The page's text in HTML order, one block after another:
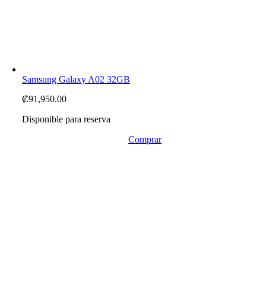
Samsung Galaxy A02 32GB
₡91,950.00
Disponible para reserva
Comprar